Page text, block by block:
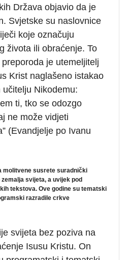
Država objavio da je
Svjetske su naslovnice
koje označuju
života ili obraćenje. To
je utemeljitelj
Krist naglašeno istakao
Nikodemu:
ti, tko se odozgo
ne može vidjeti
(Evandjelje po Ivanu
molitvene susrete suradnički
svijeta, a uvijek pod
tekstova. Ove godine su tematski
razradile crkve
svijeta bez poziva na
Isusu Kristu. On